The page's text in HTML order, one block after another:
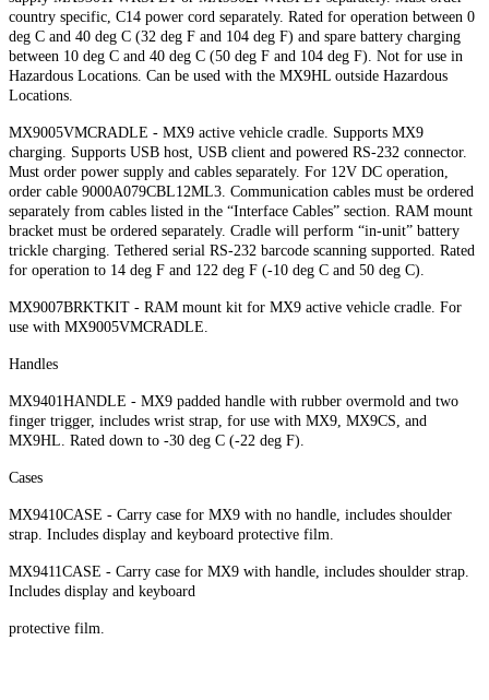
country specific, C14 power cord separately. Rated for operation between 0
deg C and 40 deg C (32 deg F and 104 deg F) and spare battery charging
between 10 deg C and 40 deg C (50 deg F and 104 deg F). Not for use in
Hazardous Locations. Can be used with the MX9HL outside Hazardous
Locations.
MX9005VMCRADLE - MX9 active vehicle cradle. Supports MX9
charging. Supports USB host, USB client and powered RS-232 connector.
Must order power supply and cables separately. For 12V DC operation,
order cable 9000A079CBL12ML3. Communication cables must be ordered
separately from cables listed in the “Interface Cables” section. RAM mount
bracket must be ordered separately. Cradle will perform “in-unit” battery
trickle charging. Tethered serial RS-232 barcode scanning supported. Rated
for operation to 14 deg F and 122 deg F (-10 deg C and 50 deg C).
MX9007BRKTKIT - RAM mount kit for MX9 active vehicle cradle. For
use with MX9005VMCRADLE.
Handles
MX9401HANDLE - MX9 padded handle with rubber overmold and two
finger trigger, includes wrist strap, for use with MX9, MX9CS, and
MX9HL. Rated down to -30 deg C (-22 deg F).
Cases
MX9410CASE - Carry case for MX9 with no handle, includes shoulder
strap. Includes display and keyboard protective film.
MX9411CASE - Carry case for MX9 with handle, includes shoulder strap.
Includes display and keyboard
protective film.